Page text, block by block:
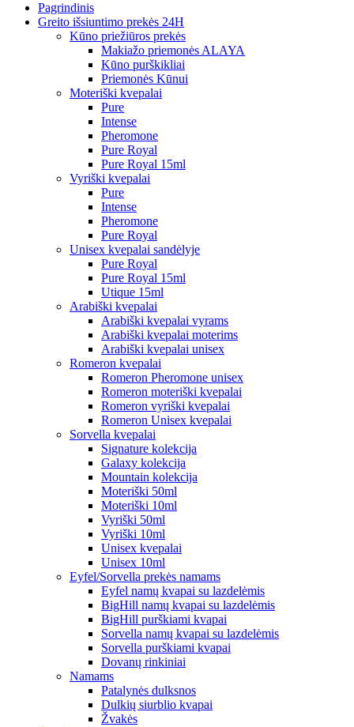
Pagrindinis
Greito išsiuntimo prekės 24H
Kūno priežiūros prekės
Makiažo priemonės ALAYA
Kūno purškikliai
Priemonės Kūnui
Moteriški kvepalai
Pure
Intense
Pheromone
Pure Royal
Pure Royal 15ml
Vyriški kvepalai
Pure
Intense
Pheromone
Pure Royal
Unisex kvepalai sandėlyje
Pure Royal
Pure Royal 15ml
Utique 15ml
Arabiški kvepalai
Arabiški kvepalai vyrams
Arabiški kvepalai moterims
Arabiški kvepalai unisex
Romeron kvepalai
Romeron Pheromone unisex
Romeron moteriški kvepalai
Romeron vyriški kvepalai
Romeron Unisex kvepalai
Sorvella kvepalai
Signature kolekcija
Galaxy kolekcija
Mountain kolekcija
Moteriški 50ml
Moteriški 10ml
Vyriški 50ml
Vyriški 10ml
Unisex kvepalai
Unisex 10ml
Eyfel/Sorvella prekės namams
Eyfel namų kvapai su lazdelėmis
BigHill namų kvapai su lazdelėmis
BigHill purškiami kvapai
Sorvella namų kvapai su lazdelėmis
Sorvella purškiami kvapai
Dovanų rinkiniai
Namams
Patalynės dulksnos
Dulkių siurblio kvapai
Žvakės